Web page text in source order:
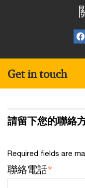
Get in touch
請留下您的聯絡
Required fields are
聯絡電話*